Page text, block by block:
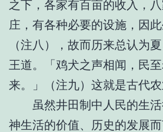
之下，各家有百亩的收入，
庄，有各种必要的设施，因
（注八），故而历来总认为
王道。「鸡犬之声相闻，民
来。」（注九）这就是古代农
虽然井田制中人民的生活
神生活的价值、历史的发展